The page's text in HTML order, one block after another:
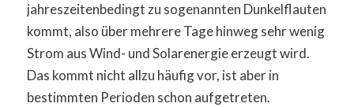
jahreszeitenbedingt zu sogenannten Dunkelflauten
kommt, also über mehrere Tage hinweg sehr wenig
Strom aus Wind- und Solarenergie erzeugt wird.
Das kommt nicht allzu häufig vor, ist aber in
bestimmten Perioden schon aufgetreten.